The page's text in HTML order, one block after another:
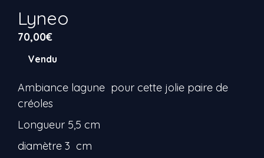
Lyneo
70,00€
Vendu
Ambiance lagune pour cette jolie paire de
créoles
Longueur 5,5 cm
diamètre 3 cm